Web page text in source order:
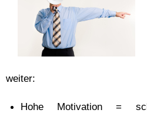
weiter:
Hohe Motivation =